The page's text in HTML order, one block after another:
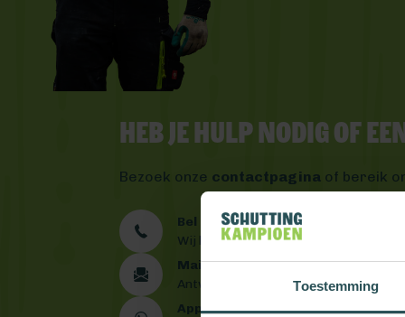
Toestemming
Heb je hulp nodig of
Bezoek onze contactpagina of bereik
Bel ons 0492 - 313 008
Wij helpen je graag verder
Mail ons
Antwoord binnen één werkdag
App ons